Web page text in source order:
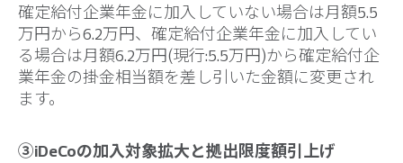
確定給付企業年金に加入していない場合は月額5.5
万円から6.2万円、確定給付企業年金に加入してい
る場合は月額6.2万円(現行:5.5万円)から確定給付企
業年金の掛金相当額を差し引いた金額に変更され
ます。
③iDeCoの加入対象拡大と拠出限度額引上げ